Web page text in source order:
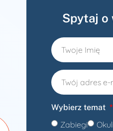
Spytaj o
Wybierz temat
Zabiegi